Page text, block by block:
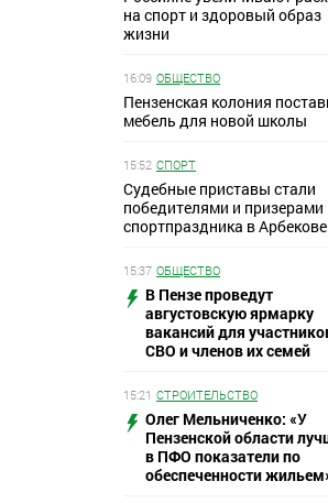
на спорт и здоровый образ
жизни
16:09 ОБЩЕСТВО
Пензенская колония
мебель для новой школы
15:52 СПОРТ
Судебные приставы стали
победителями и призерами
спортпраздника в Арбекове
15:37 ОБЩЕСТВО
В Пензе проведут
августовскую ярмарку
вакансий для
СВО и членов их семей
15:21 СТРОИТЕЛЬСТВО
Олег Мельниченко: «У
Пензенской области
в ПФО показатели по
обеспеченности